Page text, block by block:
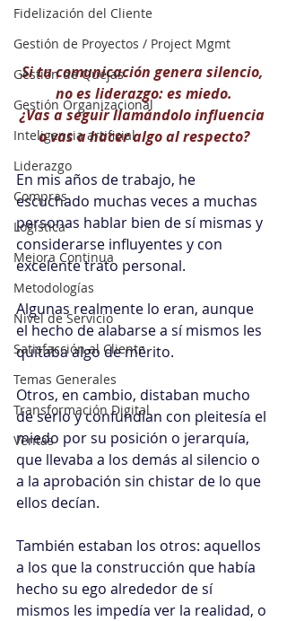
Fidelización del Cliente
Gestión de Proyectos / Project Mgmt
Gestión de Quejas
Gestión Organizacional
Inteligencia artificial
Liderazgo
Compras
Logística
Mejora Continua
Metodologías
Nivel de Servicio
Satisfacción al Cliente
Temas Generales
Transformación Digital
Ventas
Si tu comunicación genera silencio,
no es liderazgo: es miedo.
¿Vas a seguir llamándolo influencia
o vas a hacer algo al respecto?
En mis años de trabajo, he
escuchado muchas veces a muchas
personas hablar bien de sí mismas y
considerarse influyentes y con
excelente trato personal.
Algunas realmente lo eran, aunque
el hecho de alabarse a sí mismos les
quitaba algo de mérito.
Otros, en cambio, distaban mucho
de serlo y confundían con pleitesía el
miedo por su posición o jerarquía,
que llevaba a los demás al silencio o
a la aprobación sin chistar de lo que
ellos decían.
También estaban los otros: aquellos
a los que la construcción que había
hecho su ego alrededor de sí
mismos les impedía ver la realidad, o